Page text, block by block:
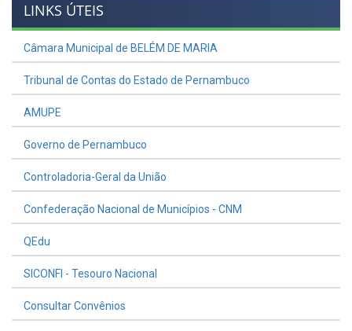
LINKS ÚTEIS
Câmara Municipal de BELÉM DE MARIA
Tribunal de Contas do Estado de Pernambuco
AMUPE
Governo de Pernambuco
Controladoria-Geral da União
Confederação Nacional de Municípios - CNM
QEdu
SICONFI - Tesouro Nacional
Consultar Convênios